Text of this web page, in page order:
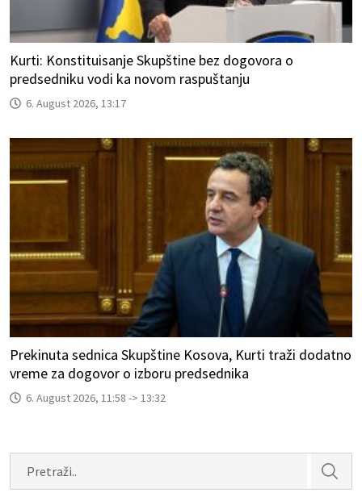
Kurti: Konstituisanje Skupštine bez dogovora o
predsedniku vodi ka novom raspuštanju
6. August 2026, 13:17
Prekinuta sednica Skupštine Kosova, Kurti traži dodatno
vreme za dogovor o izboru predsednika
6. August 2026, 11:58 -> 13:32